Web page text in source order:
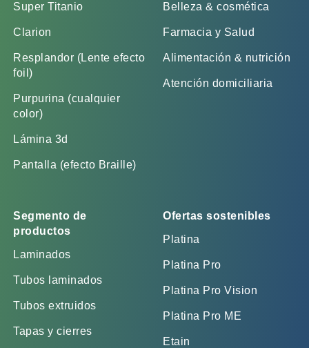
Super Titanio
Clarion
Resplandor (Lente efecto
foil)
Purpurina (cualquier
color)
Lámina 3d
Pantalla (efecto Braille)
Belleza & cosmética
Farmacia y Salud
Alimentación & nutrición
Atención domiciliaria
Segmento de
productos
Laminados
Tubos laminados
Tubos extruidos
Tapas y cierres
Ofertas sostenibles
Platina
Platina Pro
Platina Pro Vision
Platina Pro ME
Etain